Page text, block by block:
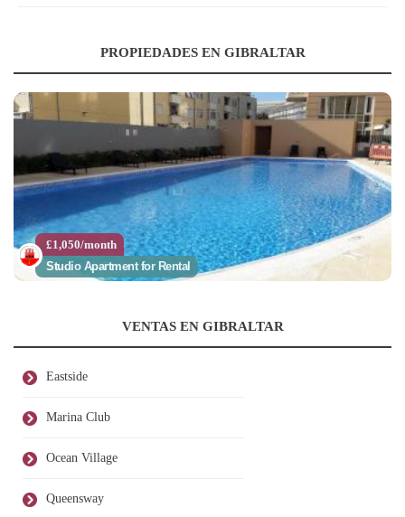
PROPIEDADES EN GIBRALTAR
£1,050/month
Studio Apartment for Rental
VENTAS EN GIBRALTAR
Eastside
Marina Club
Ocean Village
Queensway